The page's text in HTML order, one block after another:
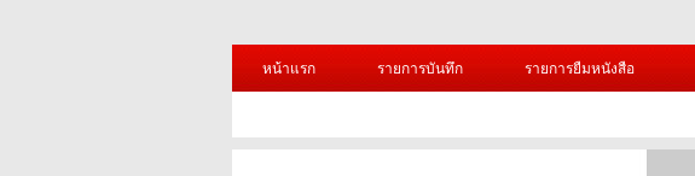
หน้าแรก
รายการบันทึก รายการยืมหนังสือ